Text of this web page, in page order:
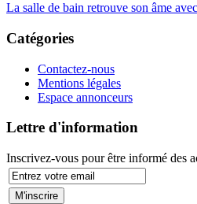
La salle de bain retrouve son âme
Catégories
Contactez-nous
Mentions légales
Espace annonceurs
Lettre d'information
Inscrivez-vous pour être informé des